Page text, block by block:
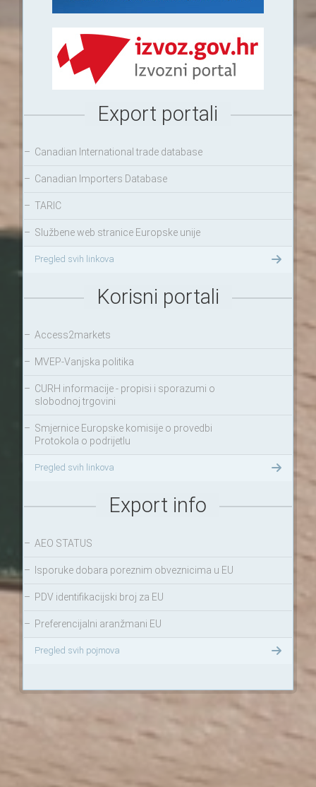
Export portali
– Canadian International trade database
– Canadian Importers Database
– TARIC
– Službene web stranice Europske unije
Pregled svih linkova
Korisni portali
– Access2markets
– MVEP-Vanjska politika
– CURH informacije - propisi i sporazumi o
slobodnoj trgovini
– Smjernice Europske komisije o provedbi
Protokola o podrijetlu
Pregled svih linkova
Export info
– AEO STATUS
– Isporuke dobara poreznim obveznicima u EU
– PDV identifikacijski broj za EU
– Preferencijalni aranžmani EU
Pregled svih pojmova